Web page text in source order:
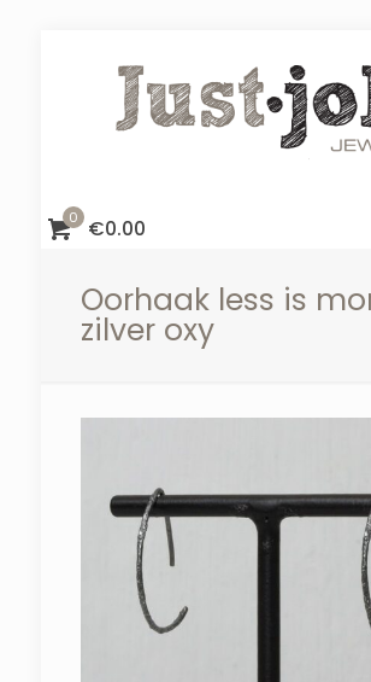
0 €0.00
Oorhaak less is
zilver oxy